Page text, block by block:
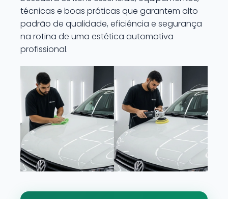
técnicas e boas práticas que garantem alto
padrão de qualidade, eficiência e segurança
na rotina de uma estética automotiva
profissional.